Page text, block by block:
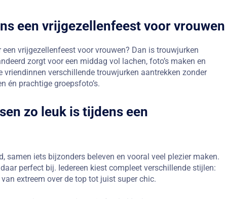
een vrijgezellenfeest voor vrouwen
vrijgezellenfeest voor vrouwen? Dan is trouwjurken
zorgt voor een middag vol lachen, foto’s maken en
vriendinnen verschillende trouwjurken aantrekken zonder
én prachtige groepsfoto’s.
zo leuk is tijdens een
samen iets bijzonders beleven en vooral veel plezier maken.
perfect bij. Iedereen kiest compleet verschillende stijlen:
extreem over de top tot juist super chic.